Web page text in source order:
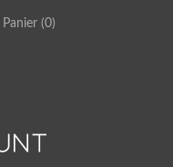
Panier (0)